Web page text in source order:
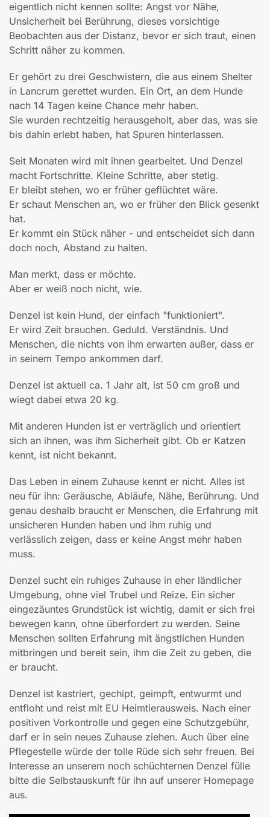
eigentlich nicht kennen sollte: Angst vor Nähe,
Unsicherheit bei Berührung, dieses vorsichtige
Beobachten aus der Distanz, bevor er sich traut, einen
Schritt näher zu kommen.
Er gehört zu drei Geschwistern, die aus einem Shelter
in Lancrum gerettet wurden. Ein Ort, an dem Hunde
nach 14 Tagen keine Chance mehr haben.
Sie wurden rechtzeitig herausgeholt, aber das, was sie
bis dahin erlebt haben, hat Spuren hinterlassen.
Seit Monaten wird mit ihnen gearbeitet. Und Denzel
macht Fortschritte. Kleine Schritte, aber stetig.
Er bleibt stehen, wo er früher geflüchtet wäre.
Er schaut Menschen an, wo er früher den Blick gesenkt
hat.
Er kommt ein Stück näher - und entscheidet sich dann
doch noch, Abstand zu halten.
Man merkt, dass er möchte.
Aber er weiß noch nicht, wie.
Denzel ist kein Hund, der einfach "funktioniert".
Er wird Zeit brauchen. Geduld. Verständnis. Und
Menschen, die nichts von ihm erwarten außer, dass er
in seinem Tempo ankommen darf.
Denzel ist aktuell ca. 1 Jahr alt, ist 50 cm groß und
wiegt dabei etwa 20 kg.
Mit anderen Hunden ist er verträglich und orientiert
sich an ihnen, was ihm Sicherheit gibt. Ob er Katzen
kennt, ist nicht bekannt.
Das Leben in einem Zuhause kennt er nicht. Alles ist
neu für ihn: Geräusche, Abläufe, Nähe, Berührung. Und
genau deshalb braucht er Menschen, die Erfahrung mit
unsicheren Hunden haben und ihm ruhig und
verlässlich zeigen, dass er keine Angst mehr haben
muss.
Denzel sucht ein ruhiges Zuhause in eher ländlicher
Umgebung, ohne viel Trubel und Reize. Ein sicher
eingezäuntes Grundstück ist wichtig, damit er sich frei
bewegen kann, ohne überfordert zu werden. Seine
Menschen sollten Erfahrung mit ängstlichen Hunden
mitbringen und bereit sein, ihm die Zeit zu geben, die
er braucht.
Denzel ist kastriert, gechipt, geimpft, entwurmt und
entfloht und reist mit EU Heimtierausweis. Nach einer
positiven Vorkontrolle und gegen eine Schutzgebühr,
darf er in sein neues Zuhause ziehen. Auch über eine
Pflegestelle würde der tolle Rüde sich sehr freuen. Bei
Interesse an unserem noch schüchternen Denzel fülle
bitte die Selbstauskunft für ihn auf unserer Homepage
aus.